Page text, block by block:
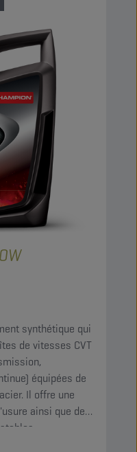
synthétique qui
de vitesses CVT
équipées de
Il offre une
ainsi que des